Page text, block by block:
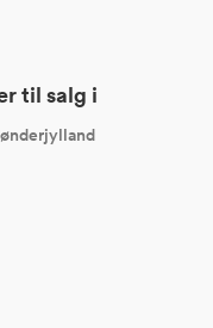
til salg i